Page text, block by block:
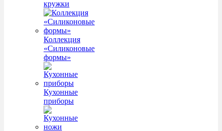
кружки
Коллекция
«Силиконовые
формы»
Кухонные
приборы